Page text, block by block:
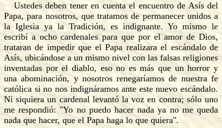
Ustedes deben tener en cuenta el encuentro de Asís del
Papa, para nosotros, que tratamos de permanecer unidos a
la Iglesia ya la Tradición, es indignante. Yo mismo le
escribí a ocho cardenales para que por el amor de Dios,
trataran de impedir que el Papa realizara el escándalo de
Asís, ubicándose a un mismo nivel con las falsas religiones
inventadas por el diablo, eso no es más que un horror y
una abominación, y nosotros renegaríamos de nuestra fe
católica si no nos indignáramos ante este nuevo escándalo.
Ni siquiera un cardenal levantó la voz en contra; sólo uno
me respondió: "Yo no puedo hacer nada ya no me queda
nada que hacer, que el Papa haga lo que quiera".